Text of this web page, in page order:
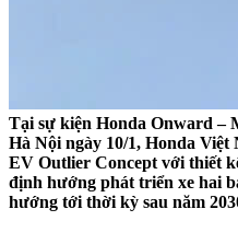
Tại sự kiện Honda Onward –
Hà Nội ngày 10/1, Honda
EV Outlier Concept với thiết
định hướng phát triển xe hai
hướng tới thời kỳ sau năm